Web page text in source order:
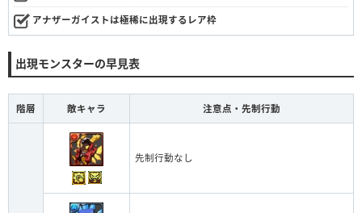
アナザーガイストは極稀に出現するレア枠
出現モンスターの早見表
階層 敵キャラ 注意点・先制行動
先制行動なし